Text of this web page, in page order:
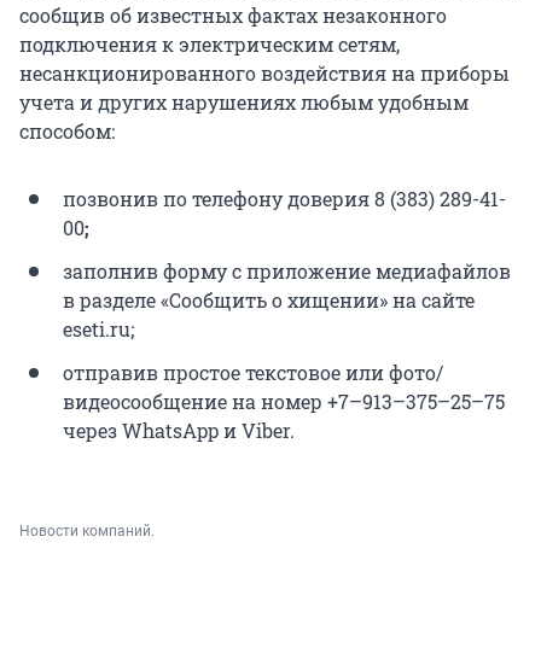
сообщив об известных фактах незаконного
подключения к электрическим сетям,
несанкционированного воздействия на приборы
учета и других нарушениях любым удобным
способом:
позвонив по телефону доверия 8 (383) 289-41-
00;
заполнив форму с приложение медиафайлов
в разделе «Сообщить о хищении» на сайте
eseti.ru;
отправив простое текстовое или фото/
видеосообщение на номер +7–913–375–25–75
через WhatsApp и Viber.
Новости компаний.